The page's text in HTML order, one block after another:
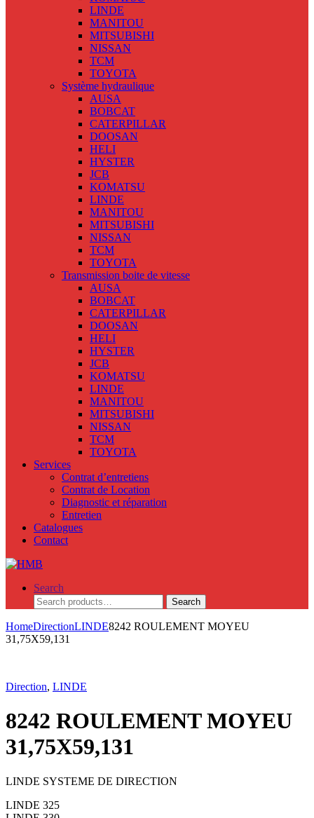
LINDE
MANITOU
MITSUBISHI
NISSAN
TCM
TOYOTA
Système hydraulique
AUSA
BOBCAT
CATERPILLAR
DOOSAN
HELI
HYSTER
JCB
KOMATSU
LINDE
MANITOU
MITSUBISHI
NISSAN
TCM
TOYOTA
Transmission boite de vitesse
AUSA
BOBCAT
CATERPILLAR
DOOSAN
HELI
HYSTER
JCB
KOMATSU
LINDE
MANITOU
MITSUBISHI
NISSAN
TCM
TOYOTA
Services
Contrat d’entretiens
Contrat de Location
Diagnostic et réparation
Entretien
Catalogues
Contact
Search
Search
for:
Search
HomeDirectionLINDE8242 ROULEMENT MOYEU
31,75X59,131
Direction, LINDE
8242 ROULEMENT MOYEU
31,75X59,131
LINDE SYSTEME DE DIRECTION
LINDE 325